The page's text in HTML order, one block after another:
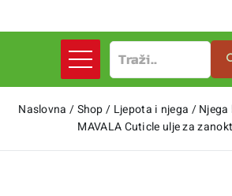
Naslovna /Shop/ Ljepota i njega /Njega
MAVALA Cuticle ulje za